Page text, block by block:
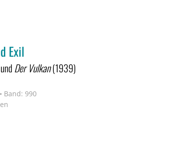
Exil
Der Vulkan(1939)
• Band: 990